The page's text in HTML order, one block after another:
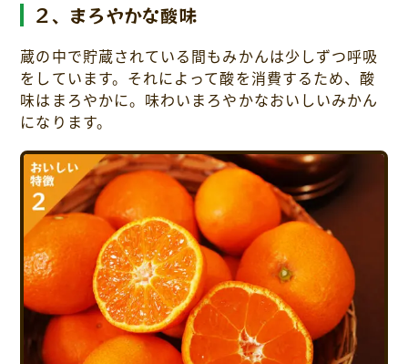
２、まろやかな酸味
蔵の中で貯蔵されている間もみかんは少しずつ呼吸
をしています。それによって酸を消費するため、酸
味はまろやかに。味わいまろやかなおいしいみかん
になります。